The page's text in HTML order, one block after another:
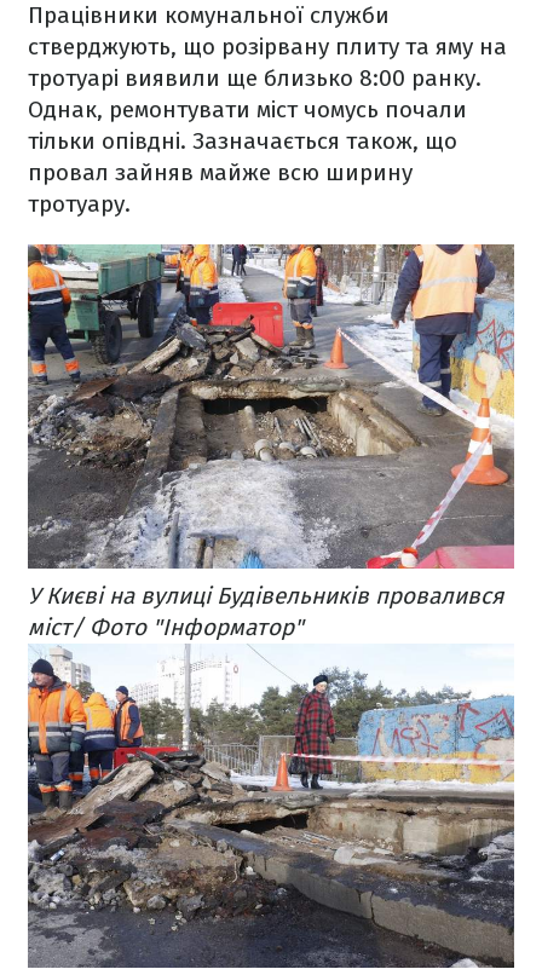
Працівники комунальної служби
стверджують, що розірвану плиту та яму на
тротуарі виявили ще близько 8:00 ранку.
Однак, ремонтувати міст чомусь почали
тільки опівдні. Зазначається також, що
провал зайняв майже всю ширину
тротуару.
У Києві на вулиці Будівельників провалився
міст/ Фото "Інформатор"